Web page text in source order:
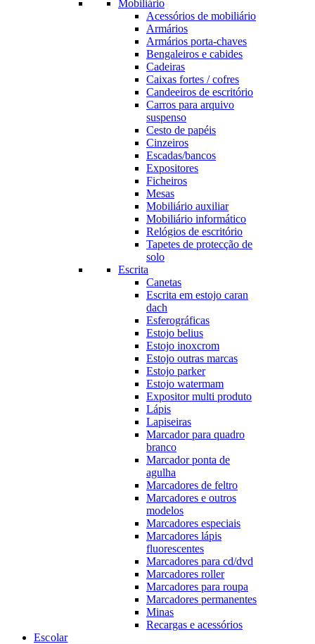
Mobiliário
Acessórios de mobiliário
Armários
Armários porta-chaves
Bengaleiros e cabides
Cadeiras
Caixas fortes / cofres
Candeeiros de escritório
Carros para arquivo
suspenso
Cesto de papéis
Cinzeiros
Escadas/bancos
Expositores
Ficheiros
Mesas
Mobiliário auxiliar
Mobiliário informático
Relógios de escritório
Tapetes de protecção de
solo
Escrita
Canetas
Escrita em estojo caran
dach
Esferográficas
Estojo belius
Estojo inoxcrom
Estojo outras marcas
Estojo parker
Estojo watermam
Expositor multi produto
Lápis
Lapiseiras
Marcador para quadro
branco
Marcador ponta de
agulha
Marcadores de feltro
Marcadores e outros
modelos
Marcadores especiais
Marcadores lápis
fluorescentes
Marcadores para cd/dvd
Marcadores roller
Marcadores para roupa
Marcadores permanentes
Minas
Recargas e acessórios
Escolar